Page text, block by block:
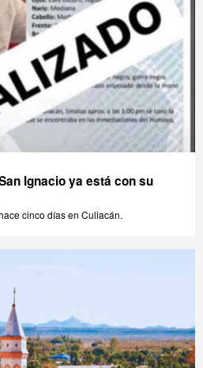
Ignacio ya está con su
cinco días en Culiacán.